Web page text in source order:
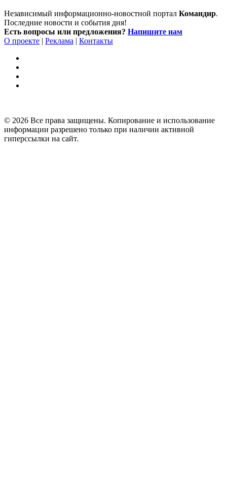
Независимый информационно-новостной портал Командир.
Последние новости и события дня!
Есть вопросы или предложения? Напишите нам
О проекте | Реклама | Контакты
© 2026 Все права защищены. Копирование и использование
информации разрешено только при наличии активной
гиперссылки на сайт.